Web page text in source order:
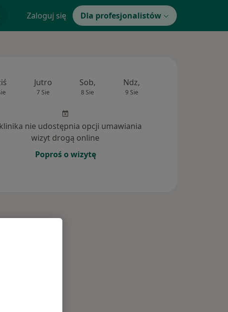
Zaloguj się Dla profesjonalistów
Jutro
7 Sie
Sob,
8 Sie
Ndz,
9 Sie
nie udostępnia opcji umawiania
wizyt drogą online
Poproś o wizytę